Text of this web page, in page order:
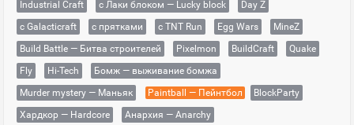
Industrial Craft
с Лаки блоком — Lucky block
Day Z
с Galacticraft
с прятками с TNT Run Egg Wars
MineZ
Build Battle — Битва строителей
Pixelmon BuildCraft
Quake
Fly
Hi-Tech
Бомж — выживание бомжа
Murder mystery — Маньяк
Paintball — Пейнтбол
BlockParty
Хардкор — Hardcore
Анархия — Anarchy